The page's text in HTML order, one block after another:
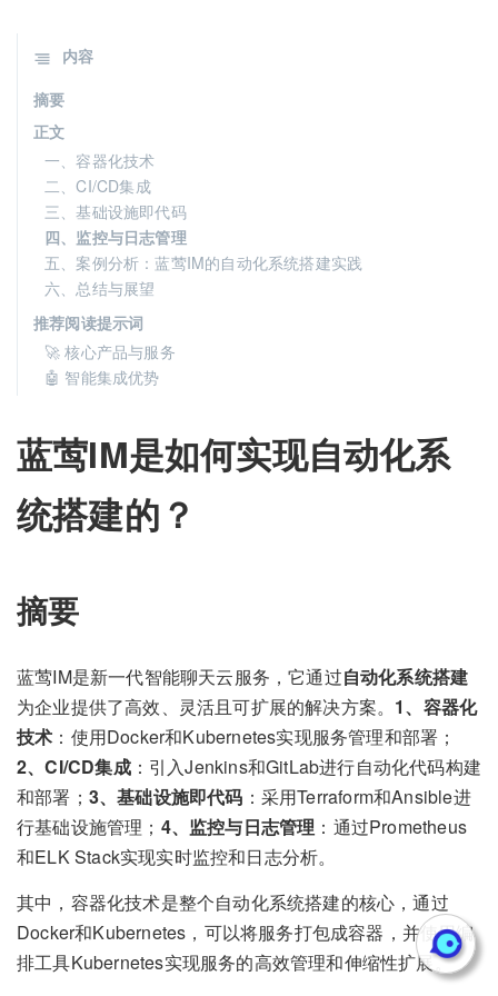
蓝莺IM是如何实现自动化系
统搭建的？
摘要
蓝莺IM是新一代智能聊天云服务，它通过自动化系统搭建
为企业提供了高效、灵活且可扩展的解决方案。 1、容器化
技术 ：使用Docker和Kubernetes实现服务管理和部署；
2、CI/CD集成：引入Jenkins和GitLab进行自动化代码构建
和部署； 3、基础设施即代码 ：采用Terraform和Ansible进
行基础设施管理； 4、监控与日志管理 ：通过Prometheus
和ELK Stack实现实时监控和日志分析。
其中，容器化技术是整个自动化系统搭建的核心，通过
Docker和Kubernetes，可以将服务打包成容器，并使用编
排工具Kubernetes实现服务的高效管理和伸缩性扩展。
内容
摘要
正文
一、容器化技术
二、CI/CD集成
三、基础设施即代码
四、监控与日志管理
五、案例分析：蓝莺IM的自动化系统搭建实践
六、总结与展望
推荐阅读提示词
🚀 核心产品与服务
🤖 智能集成优势